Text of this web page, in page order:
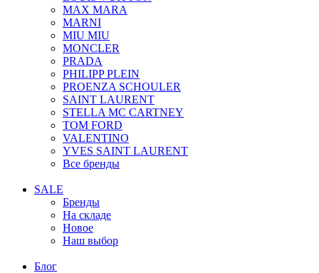
MAX MARA
MARNI
MIU MIU
MONCLER
PRADA
PHILIPP PLEIN
PROENZA SCHOULER
SAINT LAURENT
STELLA MC CARTNEY
TOM FORD
VALENTINO
YVES SAINT LAURENT
Все бренды
SALE
Бренды
На складе
Новое
Наш выбор
Блог